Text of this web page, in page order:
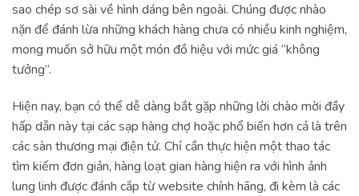
sao chép sơ sài về hình dáng bên ngoài. Chúng được nhào
nặn để đánh lừa những khách hàng chưa có nhiều kinh nghiệm,
mong muốn sở hữu một món đồ hiệu với mức giá “không
tưởng”.
Hiện nay, bạn có thể dễ dàng bắt gặp những lời chào mời đầy
hấp dẫn này tại các sạp hàng chợ hoặc phổ biến hơn cả là trên
các sàn thương mại điện tử. Chỉ cần thực hiện một thao tác
tìm kiếm đơn giản, hàng loạt gian hàng hiện ra với hình ảnh
lung linh được đánh cắp từ website chính hãng, đi kèm là các